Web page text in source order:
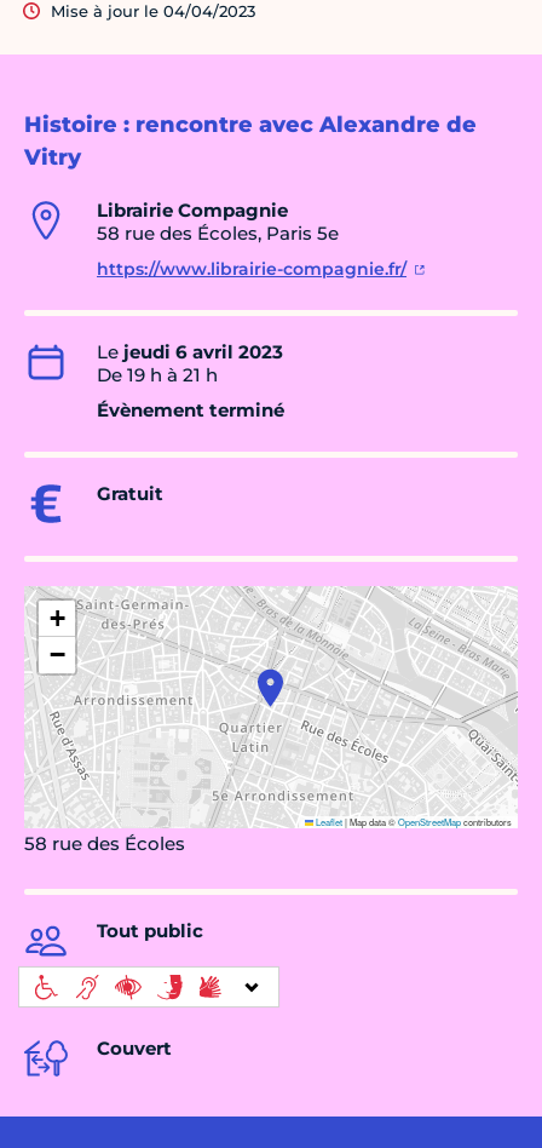
Histoire : rencontre avec Alexandre de
Vitry
Librairie Compagnie
58 rue des Écoles, Paris 5e
https://www.librairie-compagnie.fr/
Le jeudi 6 avril 2023
De 19 h à 21 h
Évènement terminé
Gratuit
+
−
Leaflet|Map data ©OpenStreetMapcontributors
58 rue des Écoles
Tout public
Couvert
Mise à jour le 04/04/2023